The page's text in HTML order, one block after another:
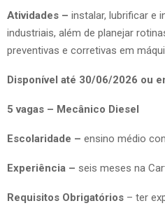
Atividades – instalar, lubrificar e
industriais, além de planejar
preventivas e corretivas em
Disponível até 30/06/2026 ou
5 vagas – Mecânico Diesel
Escolaridade – ensino médio
Experiência – seis meses na
Requisitos Obrigatórios – ter